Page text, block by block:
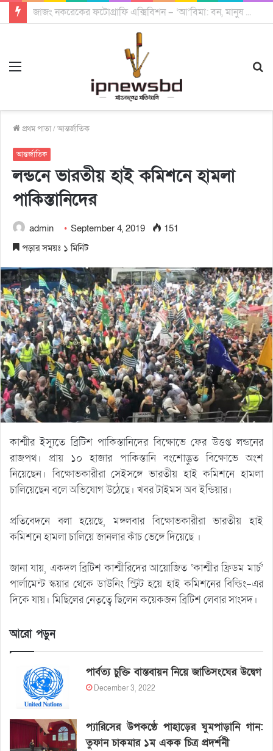
বান্দরবানে চিকিৎসা সেবায় মানোন্নয়নে ৬ দফা দাবিতে ছাত্রজনতার মানববন্ধন
প্রথম পাতা/আন্তর্জাতিক
আন্তর্জাতিক
লন্ডনে ভারতীয় হাই কমিশনে হামলা
পাকিস্তানিদের
admin September 4, 2019
151
পড়ার সময়ঃ ১ মিনিট
কাশ্মীর ইস্যুতে ব্রিটিশ পাকিস্তানিদের বিক্ষোভে ফের উত্তপ্ত লন্ডনের
রাজপথ। প্রায় ১০ হাজার পাকিস্তানি বংশোদ্ভুত বিক্ষোভে অংশ
নিয়েছেন। বিক্ষোভকারীরা সেইসঙ্গে ভারতীয় হাই কমিশনে হামলা
চালিয়েছেন বলে অভিযোগ উঠেছে। খবর টাইমস অব ইন্ডিয়ার।
প্রতিবেদনে বলা হয়েছে, মঙ্গলবার বিক্ষোভকারীরা ভারতীয় হাই
কমিশনে হামলা চালিয়ে জানলার কাঁচ ভেঙ্গে দিয়েছে ।
জানা যায়, একদল ব্রিটিশ কাশ্মীরিদের আয়োজিত ‘কাশ্মীর ফ্রিডম মার্চ’
পার্লামেন্ট স্কয়ার থেকে ডাউনিং স্ট্রিট হয়ে হাই কমিশনের বিল্ডিং-এর
দিকে যায়। মিছিলের নেতৃত্বে ছিলেন কয়েকজন ব্রিটিশ লেবার সাংসদ।
আরো পড়ুন
পার্বত্য চুক্তি বাস্তবায়ন নিয়ে জাতিসংঘের উদ্বেগ
December 3, 2022
প্যারিসের উপকণ্ঠে পাহাড়ের ঘুমপাড়ানি গান:
তুফান চাকমার ১ম একক চিত্র প্রদর্শনী